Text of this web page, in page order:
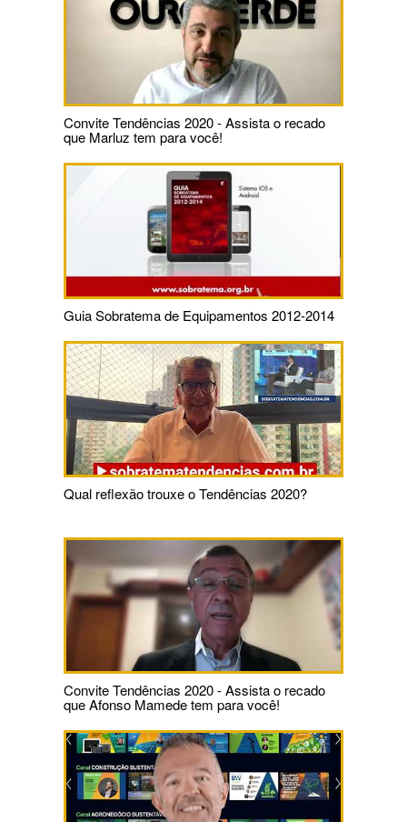
Convite Tendências 2020 - Assista o recado
que Marluz tem para você!
Guia Sobratema de Equipamentos 2012-2014
Qual reflexão trouxe o Tendências 2020?
Convite Tendências 2020 - Assista o recado
que Afonso Mamede tem para você!